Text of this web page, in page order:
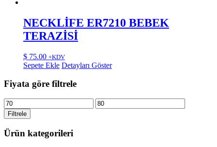
NECKLİFE ER7210 BEBEK
TERAZİSİ
$ 75.00 +KDV
Sepete Ekle Detayları Göster
Fiyata göre filtrele
En
düşük
fiyat
En
yüksek
Filtrele
Ürün kategorileri